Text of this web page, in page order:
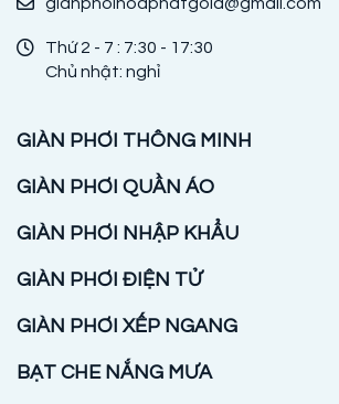
Thứ 2 - 7 : 7:30 - 17:30
Chủ nhật: nghỉ
GIÀN PHƠI THÔNG MINH
GIÀN PHƠI QUẦN ÁO
GIÀN PHƠI NHẬP KHẨU
GIÀN PHƠI ĐIỆN TỬ
GIÀN PHƠI XẾP NGANG
BẠT CHE NẮNG MƯA